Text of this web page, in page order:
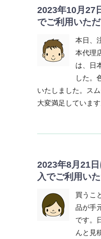
2023年10月27
でご利用いた
本日、
本代理
は、日
した。
いたしました。ス
大変満足していま
2023年8月21
入でご利用い
買うこ
品が手
です。
んと見